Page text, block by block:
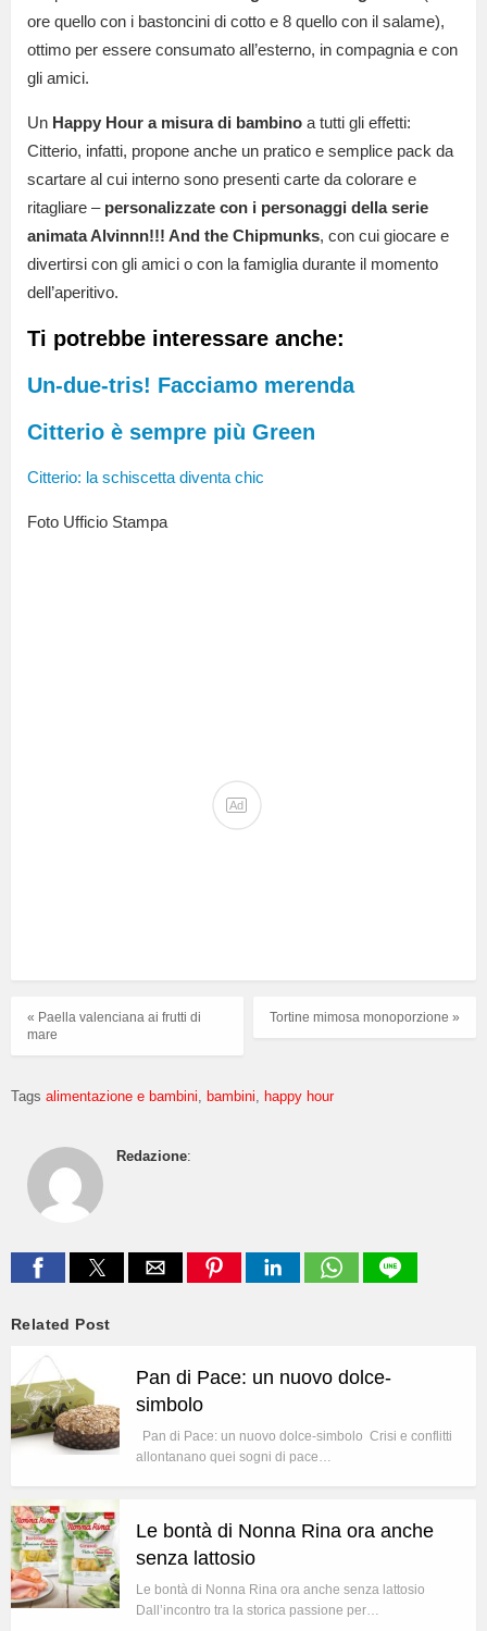
ore quello con i bastoncini di cotto e 8 quello con il salame),
ottimo per essere consumato all’esterno, in compagnia e con
gli amici.
Un Happy Hour a misura di bambino a tutti gli effetti:
Citterio, infatti, propone anche un pratico e semplice pack da
scartare al cui interno sono presenti carte da colorare e
ritagliare – personalizzate con i personaggi della serie
animata Alvinnn!!! And the Chipmunks, con cui giocare e
divertirsi con gli amici o con la famiglia durante il momento
dell’aperitivo.
Ti potrebbe interessare anche:
Un-due-tris! Facciamo merenda
Citterio è sempre più Green
Citterio: la schiscetta diventa chic
Foto Ufficio Stampa
Ad
Tortine mimosa monoporzione »
« Paella valenciana ai frutti di
mare
Tags alimentazione e bambini bambini happy hour
Redazione:
Related Post
Pan di Pace: un nuovo dolce-
simbolo
Pan di Pace: un nuovo dolce-simbolo Crisi e conflitti
allontanano quei sogni di pace…
Le bontà di Nonna Rina ora anche
senza lattosio
Le bontà di Nonna Rina ora anche senza lattosio
Dall’incontro tra la storica passione per…